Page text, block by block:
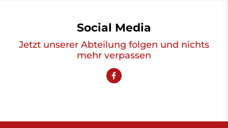
Social Media
Jetzt unserer Abteilung folgen und nichts
mehr verpassen